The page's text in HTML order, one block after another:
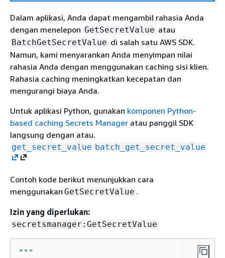
Dalam aplikasi, Anda dapat mengambil rahasia Anda
dengan menelepon GetSecretValue atau
BatchGetSecretValue di salah satu AWS SDK.
Namun, kami menyarankan Anda menyimpan nilai
rahasia Anda dengan menggunakan caching sisi klien.
Rahasia caching meningkatkan kecepatan dan
mengurangi biaya Anda.
Untuk aplikasi Python, gunakan komponen Python-
based caching Secrets Manager atau panggil SDK
langsung dengan atau.
get_secret_value batch_get_secret_value
Contoh kode berikut menunjukkan cara
menggunakan GetSecretValue .
Izin yang diperlukan:
secretsmanager:GetSecretValue
"""